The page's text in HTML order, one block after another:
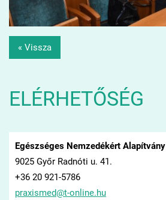
« Vissza
ELÉRHETŐSÉG
Egészséges Nemzedékért Alapítvány
9025 Győr Radnóti u. 41.
+36 20 921-5786
praxismed@t-online.hu